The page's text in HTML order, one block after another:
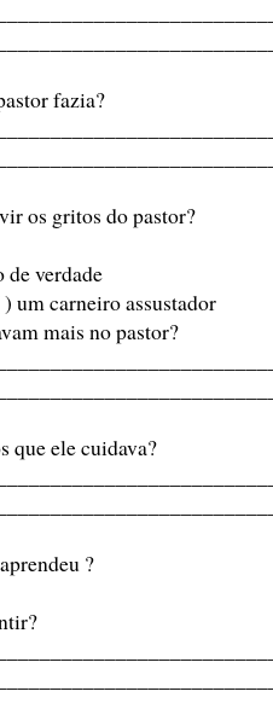
fazia?
os gritos do pastor?
de verdade
um carneiro assustador
mais no pastor?
que ele cuidava?
?